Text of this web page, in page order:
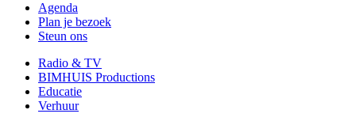
Agenda
Plan je bezoek
Steun ons
Radio & TV
BIMHUIS Productions
Educatie
Verhuur